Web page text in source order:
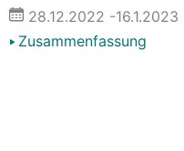
28.12.2022 -16.1.2023
Zusammenfassung